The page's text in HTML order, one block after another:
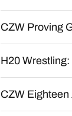
CZW Proving
H20
CZW Eighteen